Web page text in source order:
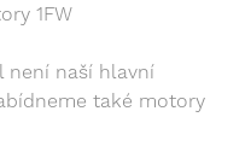
1FW
není naší hlavní
také motory